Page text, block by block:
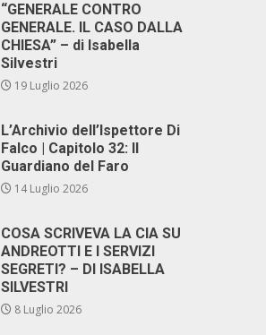
“GENERALE CONTRO
GENERALE. IL CASO DALLA
CHIESA” – di Isabella
Silvestri
19 Luglio 2026
L’Archivio dell’Ispettore Di
Falco | Capitolo 32: Il
Guardiano del Faro
14 Luglio 2026
COSA SCRIVEVA LA CIA SU
ANDREOTTI E I SERVIZI
SEGRETI? – DI ISABELLA
SILVESTRI
8 Luglio 2026